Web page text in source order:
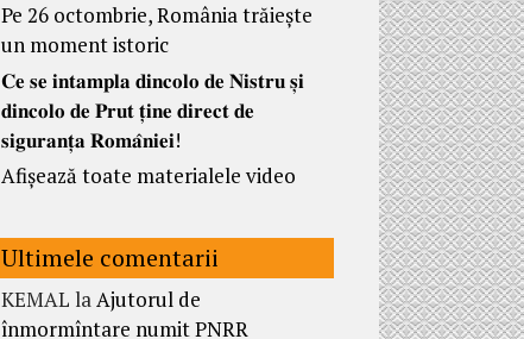
Pe 26 octombrie, România trăiește
un moment istoric
𝐂𝐞 𝐬𝐞 𝐢𝐧𝐭𝐚𝐦𝐩𝐥𝐚 𝐝𝐢𝐧𝐜𝐨𝐥𝐨 𝐝𝐞 𝐍𝐢𝐬𝐭𝐫𝐮 𝐬̦𝐢
𝐝𝐢𝐧𝐜𝐨𝐥𝐨 𝐝𝐞 𝐏𝐫𝐮𝐭 𝐭̦𝐢𝐧𝐞 𝐝𝐢𝐫𝐞𝐜𝐭 𝐝𝐞
𝐬𝐢𝐠𝐮𝐫𝐚𝐧𝐭̦𝐚 𝐑𝐨𝐦𝐚̂𝐧𝐢𝐞𝐢!
Afișează toate materialele video
Ultimele comentarii
KEMAL laAjutorul de
înmormîntare numit PNRR